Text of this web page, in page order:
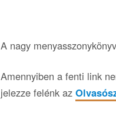
A nagy
Amennyiben a fenti link
jelezze felénk az